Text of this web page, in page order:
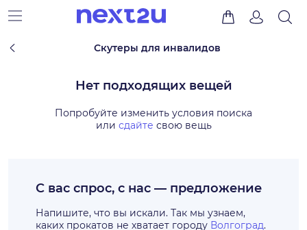
Скутеры для инвалидов
Нет подходящих вещей
Попробуйте изменить условия поиска
или сдайте свою вещь
С вас спрос, с нас — предложение
Напишите, что вы искали. Так мы узнаем,
каких прокатов не хватает городу Волгоград.